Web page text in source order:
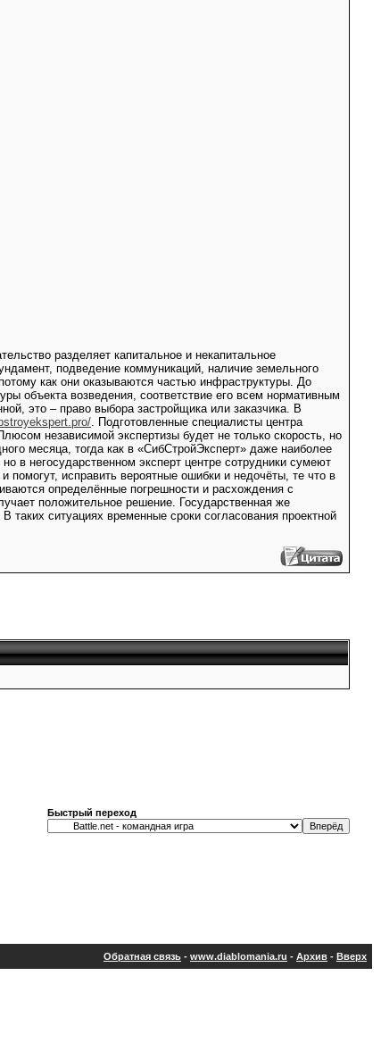
разделяет капитальное и некапитальное
подведение коммуникаций, наличие земельного
как они оказываются частью инфраструктуры. До
объекта возведения, соответствие его всем нормативным
это – право выбора застройщика или заказчика. В
. Подготовленные специалисты центра
независимой экспертизы будет не только скорость, но
месяца, тогда как в «СибСтройЭксперт» даже наиболее
в негосударственном эксперт центре сотрудники сумеют
помогут, исправить вероятные ошибки и недочёты, те что в
определённые погрешности и расхождения с
положительное решение. Государственная же
таких ситуациях временные сроки согласования проектной
Быстрый переход
Обратная связь - www.diablomania.ru - Архив - Вверх